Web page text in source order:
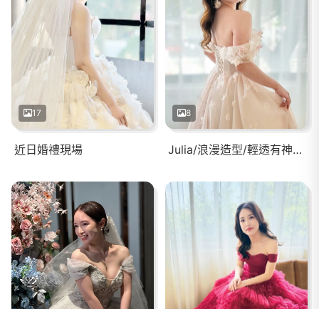
17
近日婚禮現場
8
Julia/浪漫造型/輕透有神妝感